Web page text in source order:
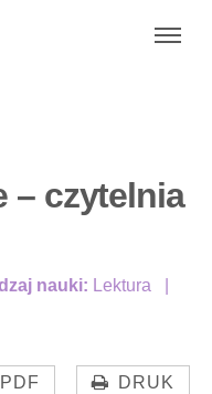
– czytelnia
nauki: Lektura
PDF DRUK